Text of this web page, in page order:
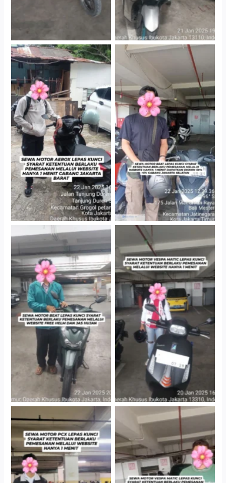
Cabang Jakarta Barat
Cityplaza Jatinegara
Gedung Parkir P6A
Cityplaza Jatinegara
Gedung Parkir P6A
Cityplaza Jatinegara
Gedung Parkir P6A